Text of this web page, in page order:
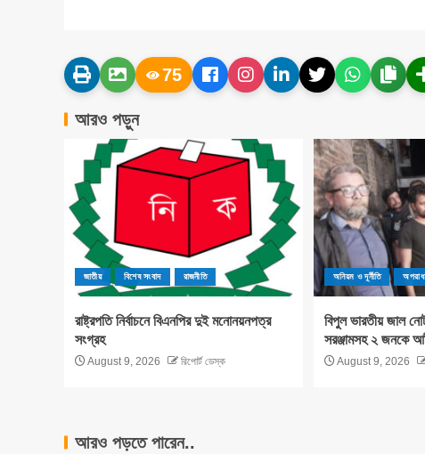
75
আরও পড়ুন
জাতীয় বিশেষ সংবাদ রাজনীতি
রাষ্ট্রপতি নির্বাচনে বিএনপির দুই মনোনয়নপত্র
সংগ্রহ
August 9, 2026 রিপোর্ট ডেস্ক
অনিয়ম ও দূর্নীতি অপরাধ
বিপুল ভারতীয় জাল
সরঞ্জামসহ ২ জনকে
August 9, 2026
আরও পড়তে পারেন..